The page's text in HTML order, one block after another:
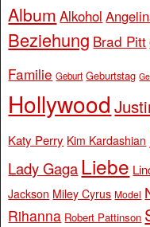
Album Alkohol
Beziehung Brad Pitt
Familie Geburt Geburtstag
Hollywood
Katy Perry Kim Kardashian
Lady Gaga Liebe
Jackson Miley Cyrus Model
Rihanna Robert Pattinson